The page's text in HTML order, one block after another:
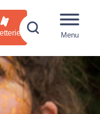
Menu